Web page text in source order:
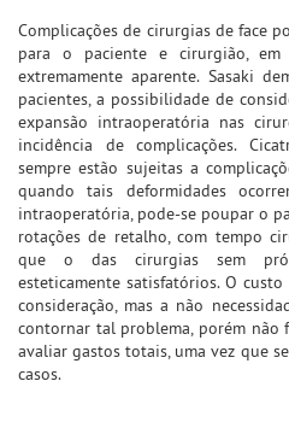
Complicações de cirurgias de face
para o paciente e cirurgião, em
extremamente aparente. Sasaki
pacientes, a possibilidade de
expansão intraoperatória nas
incidência de complicações.
sempre estão sujeitas a
quando tais deformidades
intraoperatória, pode-se poupar o
rotações de retalho, com tempo
que o das cirurgias sem
esteticamente satisfatórios. O
consideração, mas a não
contornar tal problema, porém
avaliar gastos totais, uma vez que
casos.